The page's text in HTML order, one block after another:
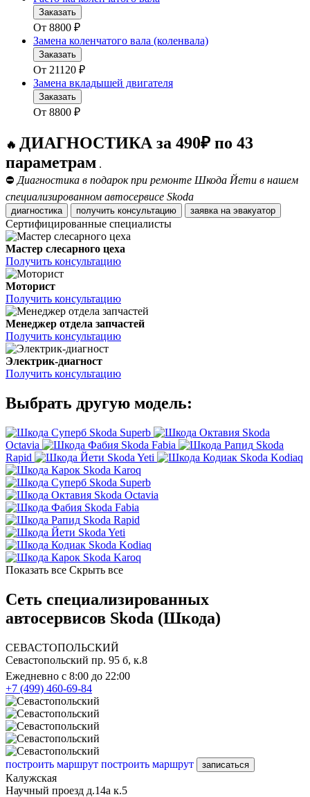
Заказать
От 8800 ₽
Замена коленчатого вала (коленвала)
Заказать
От 21120 ₽
Замена вкладышей двигателя
Заказать
От 8800 ₽
🔥 ДИАГНОСТИКА за 490₽ по 43
параметрам .
⛔ Диагностика в подарок при ремонте Шкода Йети в нашем
специализированном автосервисе Skoda
диагностика получить консультацию заявка на эвакуатор
Сертифицированные специалисты
Мастер слесарного цеха
Получить консультацию
Моторист
Получить консультацию
Менеджер отдела запчастей
Получить консультацию
Электрик-диагност
Получить консультацию
Выбрать другую модель:
Skoda Superb
Skoda
Octavia
Skoda Fabia
Skoda
Rapid
Skoda Yeti
Skoda Kodiaq
Skoda Karoq
Skoda Superb
Skoda Octavia
Skoda Fabia
Skoda Rapid
Skoda Yeti
Skoda Kodiaq
Skoda Karoq
Показать все Скрыть все
Сеть специализированных
автосервисов Skoda (Шкода)
СЕВАСТОПОЛЬСКИЙ
Севастопольский пр. 95 б, к.8
Ежедневно с 8:00 до 22:00
+7 (499) 460-69-84
построить маршрут построить маршрут записаться
Калужская
Научный проезд д.14а к.5